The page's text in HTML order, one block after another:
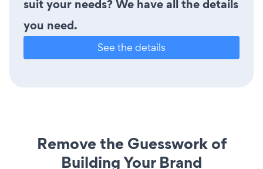
suit your needs? We have all the details
you need.
See the details
Remove the Guesswork of
Building Your Brand